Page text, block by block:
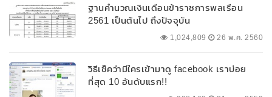
ฐานคำนวณเงินเดือนข้าราชการพลเรือน
2561 เป็นต้นไป ถึงปัจจุบัน
1,024,809 26 พ.ค. 2560
วิธีเช็คว่ามีใครเข้ามาดู facebook เราบ่อย
ที่สุด 10 อันดับแรก!!